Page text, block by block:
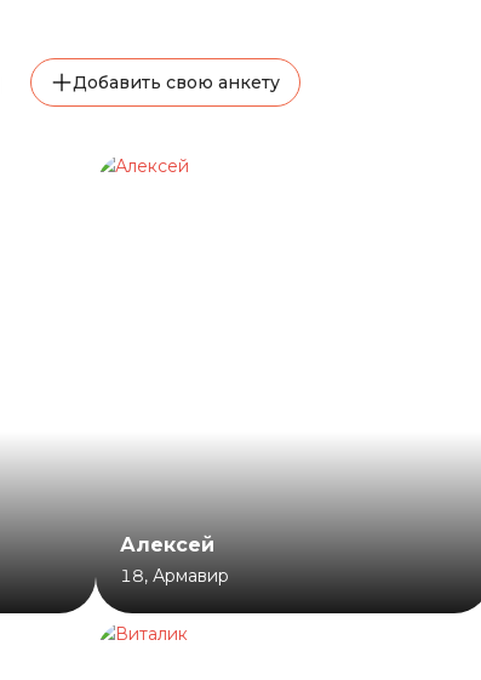
Добавить свою анкету
Алексей
18, Армавир